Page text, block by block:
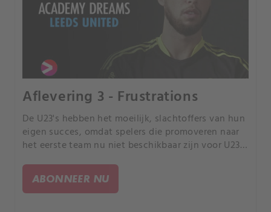
Aflevering 3 - Frustrations
De U23's hebben het moeilijk, slachtoffers van hun
eigen succes, omdat spelers die promoveren naar
het eerste team nu niet beschikbaar zijn voor U23-
ABONNEER NU